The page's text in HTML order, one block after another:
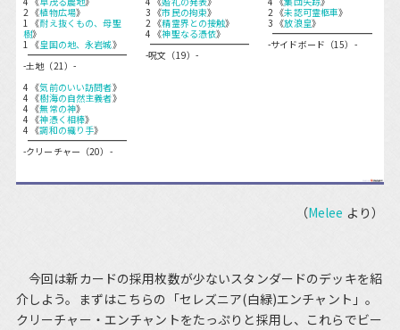
2 《植物広場》
1 《耐え抜くもの、母聖
樹》
1 《皇国の地、永岩城》
-土地（21）-
4 《気前のいい訪問者》
4 《樹海の自然主義者》
4 《無常の神》
4 《神憑く相棒》
4 《調和の織り手》
-クリーチャー（20）-
3 《市民の拘束》
2 《精霊界との接触》
4 《神聖なる憑依》
-呪文（19）-
2 《未認可霊柩車》
3 《放浪皇》
-サイドボード（15）-
（Melee より）
今回は新カードの採用枚数が少ないスタンダードのデッキを紹
介しよう。まずはこちらの「セレズニア(白緑)エンチャント」。
クリーチャー・エンチャントをたっぷりと採用し、これらでビー